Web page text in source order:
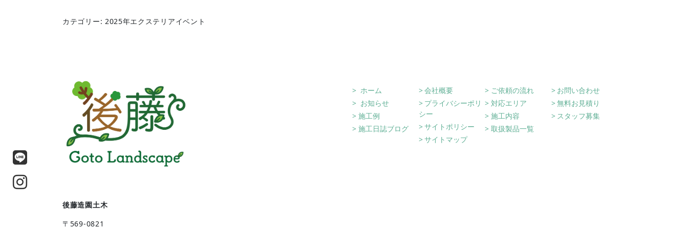
カテゴリー: 2025年エクステリアイベント
後藤造園土木
〒569-0821
Site Navigation
ホーム
お知らせ
施工例
施工日誌ブログ
会社概要
プライバシーポリ
シー
サイトポリシー
サイトマップ
ご依頼の流れ
対応エリア
施工内容
取扱製品一覧
お問い合わせ
無料お見積り
スタッフ募集